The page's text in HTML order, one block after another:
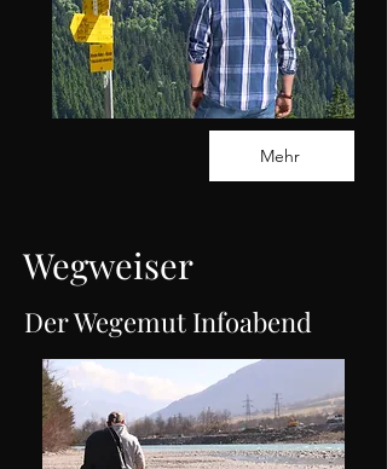
Mehr
Wegweiser
Der Wegemut Infoabend